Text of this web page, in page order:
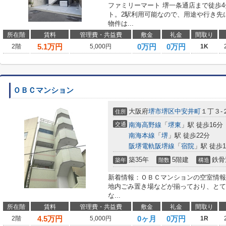
ファミリーマート 堺一条通店まで徒歩
ト。2駅利用可能なので、用途や行き
物件は...
所在階 賃料 管理費・共益費 敷金 礼金
間取り
2階
5.1万円 5,000円 0万円 0万円 1K
ＯＢＣマンション
住所 大阪府堺市堺区中安井町 １丁３-
交通 南海高野線 「 堺東 」駅 徒歩16分
南海本線 「 堺 」駅 徒歩22分
阪堺電軌阪堺線 「 宿院 」駅 徒歩
築年 築35年 階数 5階建 構造 鉄
新着情報：ＯＢＣマンションの空室情
地内ごみ置き場などが揃っており、と
な...
所在階 賃料 管理費・共益費 敷金 礼金
間取り
2階
4.5万円 5,000円 0ヶ月 0万円 1R